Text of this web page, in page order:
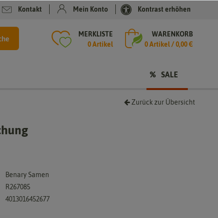
Kontakt Mein Konto Kontrast erhöhen
MERKLISTE
0 Artikel
WARENKORB
0Artikel /0,00 €
SALE
Zurück zur Übersicht
Benary Samen
R267085
4013016452677